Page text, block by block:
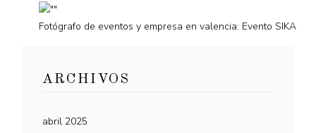
Fotógrafo de eventos y empresa en valencia: Evento SIKA
ARCHIVOS
abril 2025